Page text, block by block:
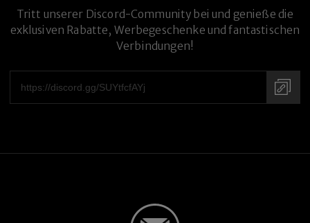
Tritt unserer Discord-Community bei und genieße die
exklusiven Rabatte, Werbegeschenke und fantastischen
Verbindungen!